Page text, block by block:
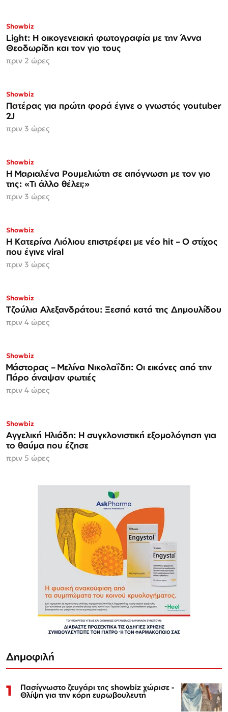
Showbiz
Light: Η οικογενειακή φωτογραφία με την Άννα
Θεοδωρίδη και τον γιο τους
πριν 2 ώρες
Showbiz
Πατέρας για πρώτη φορά έγινε ο γνωστός youtuber
2J
πριν 3 ώρες
Showbiz
H Μαριαλένα Ρουμελιώτη σε απόγνωση με τον γιο
της: «Τι άλλο θέλει;»
πριν 3 ώρες
Showbiz
Η Κατερίνα Λιόλιου επιστρέφει με νέο hit – Ο στίχος
που έγινε viral
πριν 3 ώρες
Showbiz
Τζούλια Αλεξανδράτου: Ξεσπά κατά της Δημουλίδου
πριν 4 ώρες
Showbiz
Μάστορας – Μελίνα Νικολαΐδη: Οι εικόνες από την
Πάρο άναψαν φωτιές
πριν 4 ώρες
Showbiz
Αγγελική Ηλιάδη: Η συγκλονιστική εξομολόγηση για
το θαύμα που έζησε
πριν 5 ώρες
Δημοφιλή
1 Πασίγνωστο ζευγάρι της showbiz χώρισε -
Θλίψη για την κόρη ευρωβουλευτή